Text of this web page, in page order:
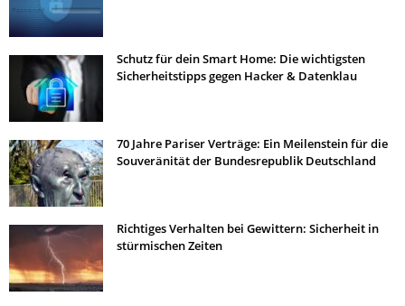
Schutz für dein Smart Home: Die wichtigsten
Sicherheitstipps gegen Hacker & Datenklau
70 Jahre Pariser Verträge: Ein Meilenstein für die
Souveränität der Bundesrepublik Deutschland
Richtiges Verhalten bei Gewittern: Sicherheit in
stürmischen Zeiten